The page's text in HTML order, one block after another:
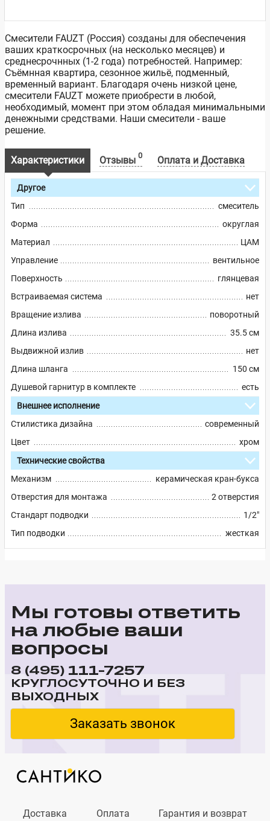
Смесители FAUZT (Россия) созданы для обеспечения
ваших краткосрочных (на несколько месяцев) и
среднесрочнных (1-2 года) потребностей. Например:
Съёмнная квартира, сезонное жильё, подменный,
временный вариант. Благодаря очень низкой цене,
смесители FAUZT можете приобрести в любой,
необходимый, момент при этом обладая минимальными
денежными средствами. Наши смесители - ваше
решение.
Характеристики Отзывы 0 Оплата и Доставка
Другое
Тип
смеситель
Форма
округлая
Материал
ЦАМ
Управление
вентильное
Поверхность
глянцевая
Встраиваемая система
нет
Вращение излива
поворотный
Длина излива
35.5 см
Выдвижной излив
нет
Длина шланга
150 см
Душевой гарнитур в комплекте
есть
Внешнее исполнение
Стилистика дизайна
современный
Цвет
хром
Технические свойства
Механизм
керамическая кран-букса
Отверстия для монтажа
2 отверстия
Стандарт подводки
1/2"
Тип подводки
жесткая
Мы готовы ответить
на любые ваши
вопросы
8 (495) 111-7257
КРУГЛОСУТОЧНО И БЕЗ
ВЫХОДНЫХ
Заказать звонок
Доставка Оплата Гарантия и возврат